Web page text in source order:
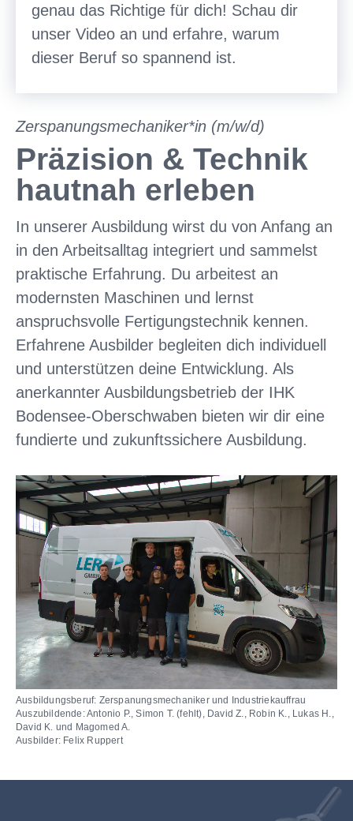
genau das Richtige für dich! Schau dir
unser Video an und erfahre, warum
dieser Beruf so spannend ist.
Zerspanungsmechaniker*in (m/w/d)
Präzision & Technik
hautnah erleben
In unserer Ausbildung wirst du von Anfang an
in den Arbeitsalltag integriert und sammelst
praktische Erfahrung. Du arbeitest an
modernsten Maschinen und lernst
anspruchsvolle Fertigungstechnik kennen.
Erfahrene Ausbilder begleiten dich individuell
und unterstützen deine Entwicklung. Als
anerkannter Ausbildungsbetrieb der IHK
Bodensee-Oberschwaben bieten wir dir eine
fundierte und zukunftssichere Ausbildung.
Ausbildungsberuf: Zerspanungsmechaniker und Industriekauffrau
Auszubildende: Antonio P., Simon T. (fehlt), David Z., Robin K., Lukas H.,
David K. und Magomed A.
Ausbilder: Felix Ruppert